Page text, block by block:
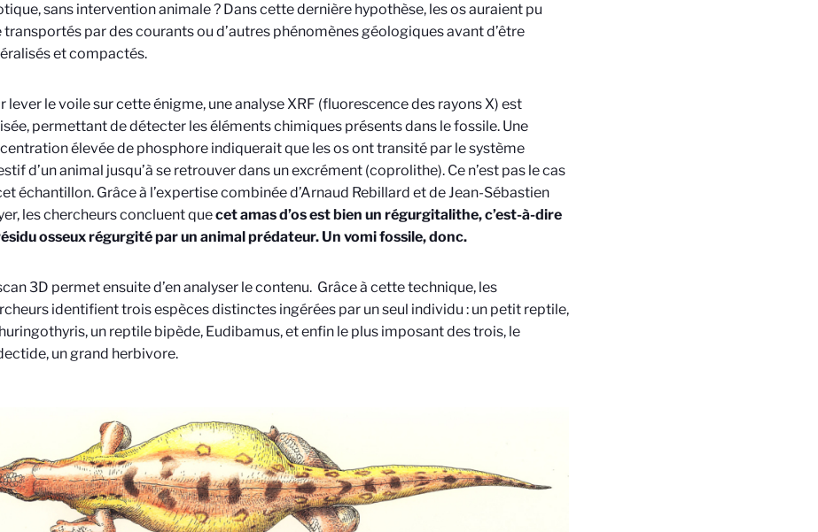
sans intervention animale ? Dans cette dernière hypothèse, les os auraient pu
transportés par des courants ou d’autres phénomènes géologiques avant d’être
et compactés.
lever le voile sur cette énigme, une analyse XRF (fluorescence des rayons X) est
permettant de détecter les éléments chimiques présents dans le fossile. Une
élevée de phosphore indiquerait que les os ont transité par le système
d’un animal jusqu’à se retrouver dans un excrément (coprolithe). Ce n’est pas le cas
échantillon. Grâce à l’expertise combinée d’Arnaud Rebillard et de Jean-Sébastien
les chercheurs concluent quecet amas d’os est bien un régurgitalithe, c’est-à-dire
osseux régurgité par un animal prédateur. Un vomi fossile, donc.
3D permet ensuite d’en analyser le contenu. Grâce à cette technique, les
identifient trois espèces distinctes ingérées par un seul individu : un petit reptile,
un reptile bipède, Eudibamus, et enfin le plus imposant des trois, le
un grand herbivore.